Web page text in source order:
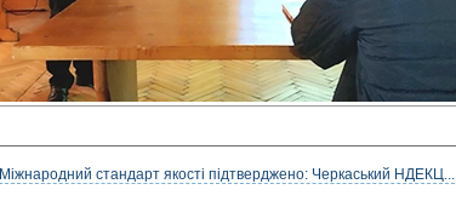
Міжнародний стандарт якості підтверджено: Черкаський НДЕКЦ...